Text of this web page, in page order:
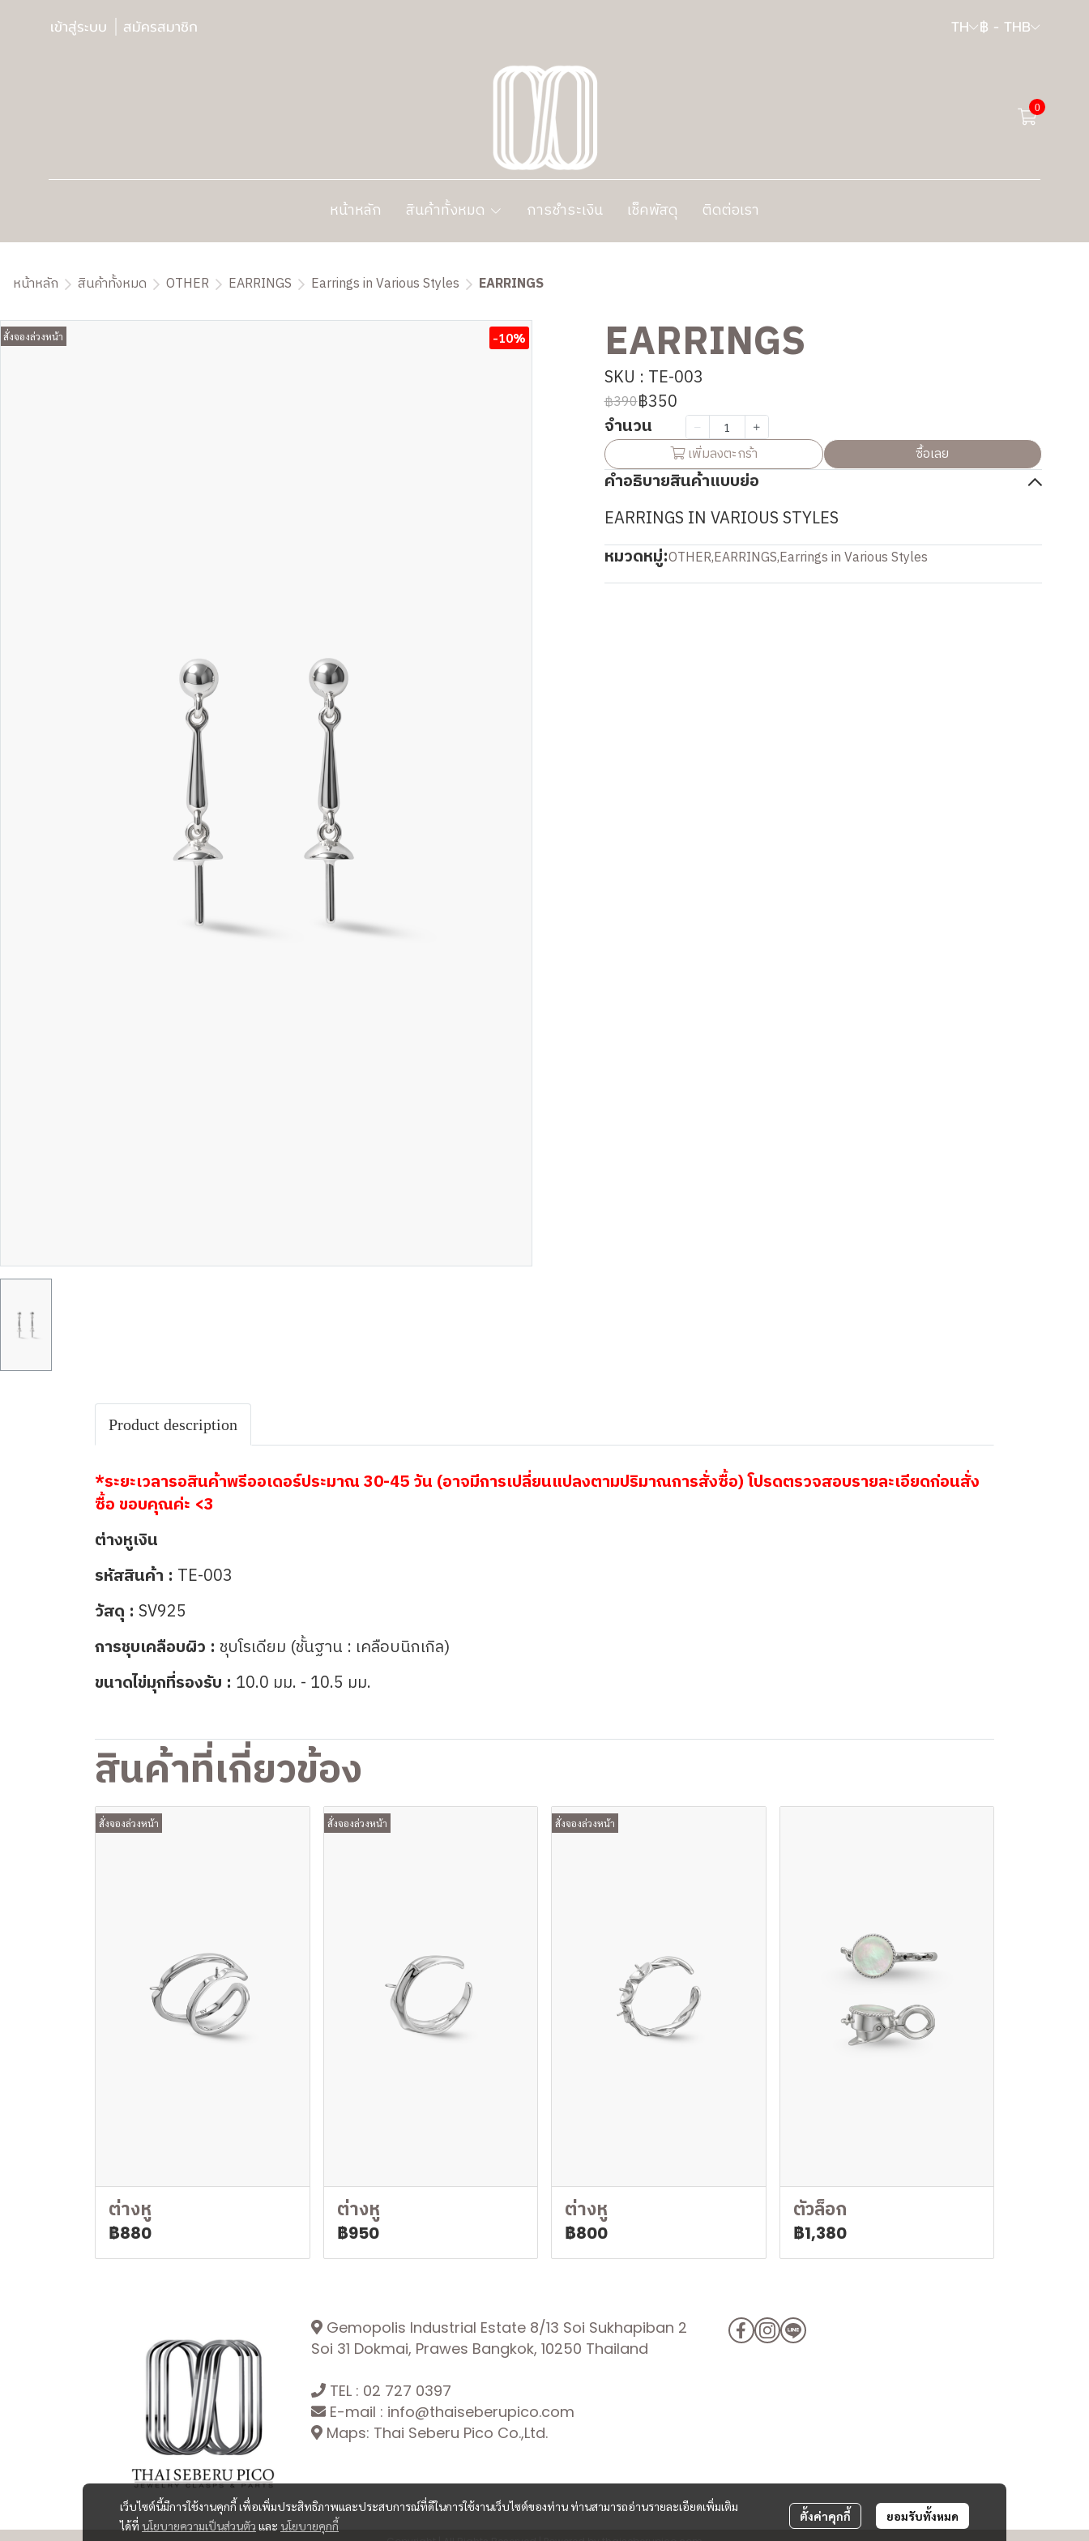
เข้าสู่ระบบ สมัครสมาชิก TH ฿ - THB
0
หน้าหลัก สินค้าทั้งหมด การชำระเงิน เช็คพัสดุ ติดต่อเรา
หน้าหลัก สินค้าทั้งหมด OTHER EARRINGS Earrings in Various Styles EARRINGS
สั่งจองล่วงหน้า -10% EARRINGS
SKU : TE-003
฿390฿350
จำนวน
เพิ่มลงตะกร้า ซื้อเลย
คำอธิบายสินค้าแบบย่อ
EARRINGS IN VARIOUS STYLES
หมวดหมู่:OTHER,EARRINGS,Earrings in Various Styles
Product description
*ระยะเวลารอสินค้าพรีออเดอร์ประมาณ 30-45 วัน (อาจมีการเปลี่ยนแปลงตามปริมาณการสั่งซื้อ) โปรดตรวจสอบรายละเอียดก่อนสั่ง
ซื้อ ขอบคุณค่ะ <3
ต่างหูเงิน
รหัสสินค้า : TE-003
วัสดุ : SV925
การชุบเคลือบผิว : ชุบโรเดียม (ชั้นฐาน : เคลือบนิกเกิล)
ขนาดไข่มุกที่รองรับ : 10.0 มม. - 10.5 มม.
สินค้าที่เกี่ยวข้อง
สั่งจองล่วงหน้า
ต่างหู
฿880
สั่งจองล่วงหน้า
ต่างหู
฿950
สั่งจองล่วงหน้า
ต่างหู
฿800
ตัวล็อก
฿1,380
เว็บไซต์นี้มีการใช้งานคุกกี้ เพื่อเพิ่มประสิทธิภาพและประสบการณ์ที่ดีในการใช้งานเว็บไซต์ของท่าน ท่านสามารถอ่านรายละเอียดเพิ่มเติม
ได้ที่ นโยบายความเป็นส่วนตัว และ นโยบายคุกกี้
ตั้งค่าคุกกี้ ยอมรับทั้งหมด
Gemopolis Industrial Estate 8/13 Soi Sukhapiban 2
Soi 31 Dokmai, Prawes Bangkok, 10250 Thailand
TEL : 02 727 0397
E-mail : info@thaiseberupico.com
Maps: Thai Seberu Pico Co.,Ltd.